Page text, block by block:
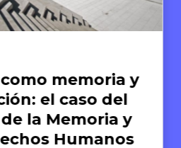
y
del
y
El fin
Guerra